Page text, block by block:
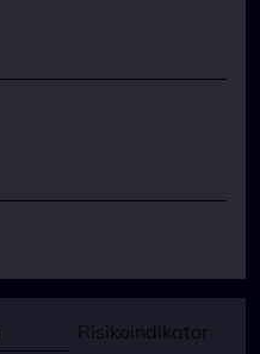
Risikoindikator